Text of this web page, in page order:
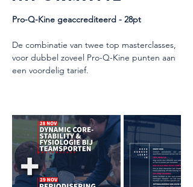
Pro-Q-Kine geaccrediteerd - 28pt
De combinatie van twee top masterclasses,
voor dubbel zoveel Pro-Q-Kine punten aan
een voordelig tarief.